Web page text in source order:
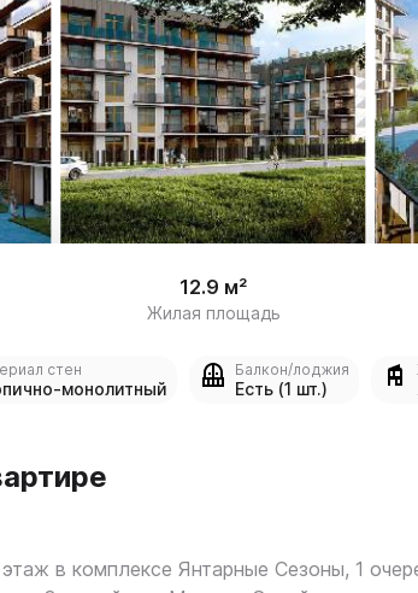
1
/
8
12.9 м²
Жилая площадь
стен
монолитный
Балкон/лоджия
Есть (1 шт.)
в комплексе Янтарные Сезоны, 1